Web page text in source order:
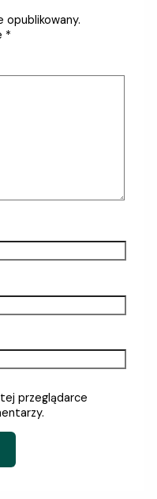
opublikowany.
*
przeglądarce